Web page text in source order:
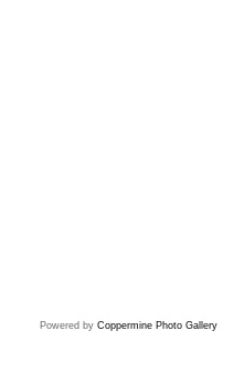
Powered by Coppermine Photo Gallery